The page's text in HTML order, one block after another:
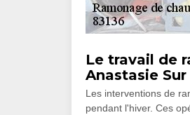
Le travail de
Anastasie
Les interventions de
pendant l'hiver. Ces